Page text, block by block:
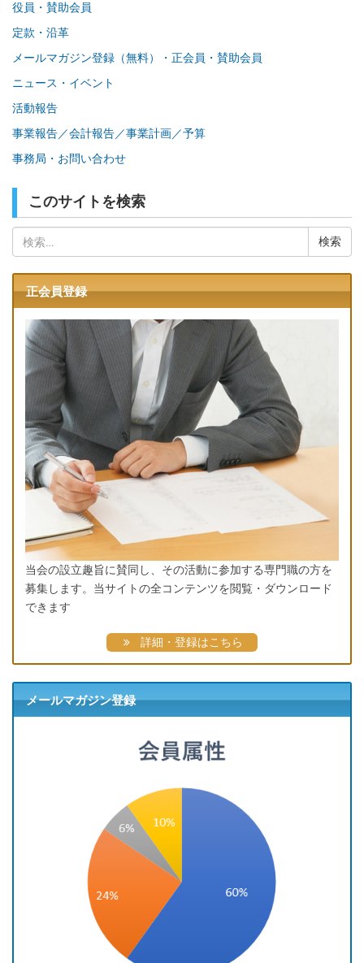
役員・賛助会員
定款・沿革
メールマガジン登録（無料）・正会員・賛助会員
ニュース・イベント
活動報告
事業報告／会計報告／事業計画／予算
事務局・お問い合わせ
このサイトを検索
索:
正会員登録
当会の設立趣旨に賛同し、その活動に参加する専門職の方を
募集します。当サイトの全コンテンツを閲覧・ダウンロード
できます
詳細・登録はこちら
メールマガジン登録